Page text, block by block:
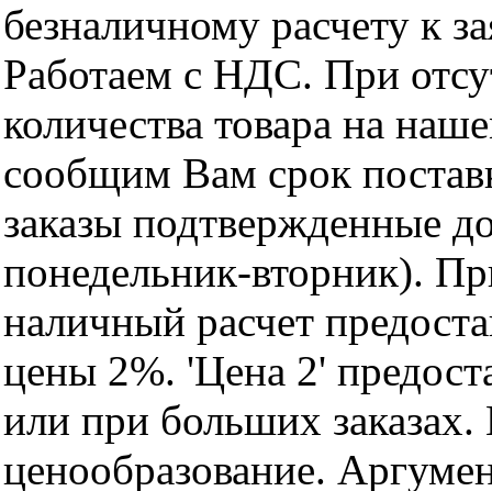
безналичному расчету к
Работаем с НДС. При
количества товара на
сообщим Вам срок
заказы подтвержденные
понедельник-вторник).
наличный расчет
цены 2%. 'Цена 2'
или при больших
ценообразование.